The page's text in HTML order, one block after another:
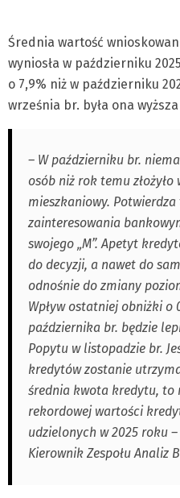
Średnia wartość
wyniosła w październiku
o 7,9% niż w październiku
września br. była ona wyższa
– W październiku br.
osób niż rok temu
mieszkaniowy.
zainteresowania
swojego „M”. Apetyt
do decyzji, a nawet do
odnośnie do zmiany
Wpływ ostatniej obniżki
października br. będzie
Popytu w listopadzie br.
kredytów zostanie
średnia kwota kredytu, to
rekordowej wartości
udzielonych w 2025 roku
Kierownik Zespołu Analiz